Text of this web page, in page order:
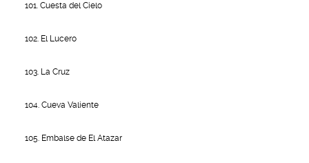
101. Cuesta del Cielo
102. El Lucero
103. La Cruz
104. Cueva Valiente
105. Embalse de El Atazar